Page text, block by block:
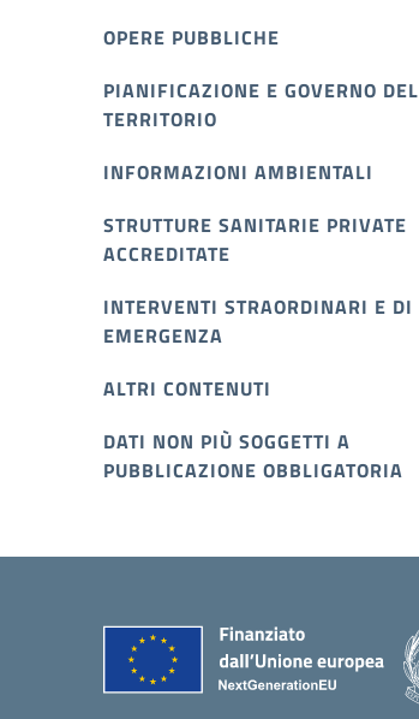
OPERE PUBBLICHE
PIANIFICAZIONE E GOVERNO DEL
TERRITORIO
INFORMAZIONI AMBIENTALI
STRUTTURE SANITARIE PRIVATE
ACCREDITATE
INTERVENTI STRAORDINARI E DI
EMERGENZA
ALTRI CONTENUTI
DATI NON PIÙ SOGGETTI A
PUBBLICAZIONE OBBLIGATORIA